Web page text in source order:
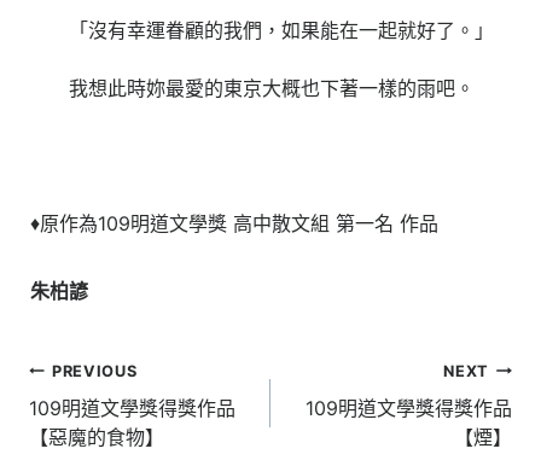
「沒有幸運眷顧的我們，如果能在一起就好了。」
我想此時妳最愛的東京大概也下著一樣的雨吧。
♦原作為109明道文學獎 高中散文組 第一名 作品
朱柏諺
文
章
PREVIOUS
109明道文學獎得獎作品
【惡魔的食物】
NEXT
109明道文學獎得獎作品
【煙】